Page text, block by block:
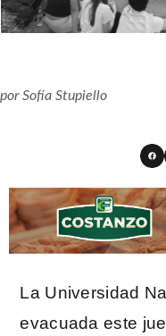
porSofía Stupiello
La Universidad
evacuada este